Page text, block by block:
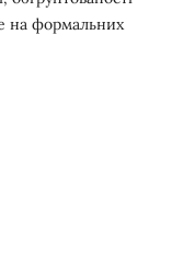
на формальних